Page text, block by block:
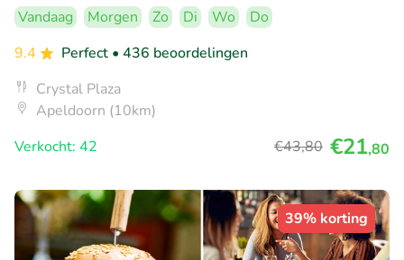
Vandaag Morgen Zo Di Wo
Do
9.4
Perfect • 436 beoordelingen
Crystal Plaza
Apeldoorn (10km)
Verkocht: 42
€43,80 €21,80
39% korting